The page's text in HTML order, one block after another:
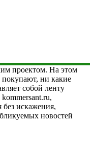
проектом. На этом
покупают, ни какие
собой ленту
искажения,
новостей